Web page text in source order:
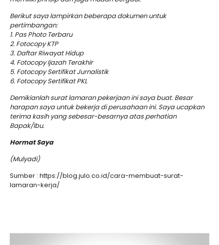
Berikut saya lampirkan beberapa dokumen untuk
pertimbangan:
1. Pas Photo Terbaru
2. Fotocopy KTP
3. Daftar Riwayat Hidup
4. Fotocopy Ijazah Terakhir
5. Fotocopy Sertifikat Jurnalistik
6. Fotocopy Sertifikat PKL
Demikianlah surat lamaran pekerjaan ini saya buat. Besar
harapan saya untuk bekerja di perusahaan ini. Saya ucapkan
terima kasih yang sebesar-besarnya atas perhatian
Bapak/Ibu.
Hormat Saya
(Mulyadi)
Sumber : https://blog.julo.co.id/cara-membuat-surat-
lamaran-kerja/